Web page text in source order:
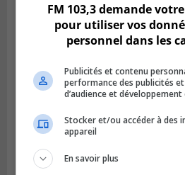
LONGUEUIL
Deux projets scolaires
développer à Longueuil
FM 103,3 demande
pour utiliser vos
personnel dans les
Publicités et contenu
performance des publicités
d’audience et développement
Stocker et/ou accéder à des
appareil
En savoir plus